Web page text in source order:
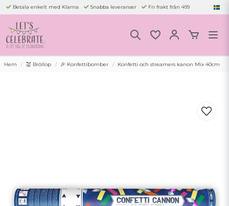
Betala enkelt med Klarna Snabba leveranser Fri frakt från 499
Hem 💒 Bröllop 🎉 Konfettibomber Konfetti och streamers kanon Mix 40cm